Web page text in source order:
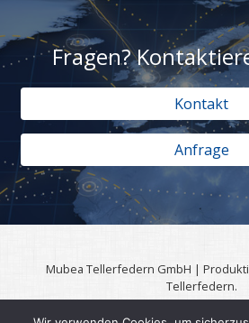
Fragen?
Kontakt
Anfrage
Mubea Tellerfedern GmbH |
Tellerfedern.